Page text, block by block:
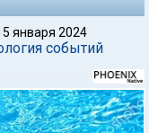
января 2024
событий